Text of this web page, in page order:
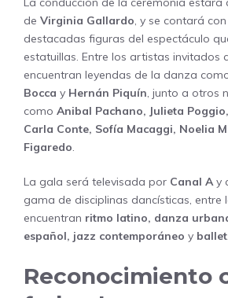
de Virginia Gallardo, y se contará
destacadas figuras del espectáculo
estatuillas. Entre los artistas invitados
encuentran leyendas de la danza
Bocca y Hernán Piquín, junto a otros
como Anibal Pachano, Julieta
Carla Conte, Sofía Macaggi, Noelia
Figaredo.
La gala será televisada por Canal Ay
gama de disciplinas dancísticas, entre
encuentran ritmo latino, danza
español, jazz contemporáneo y ballet
Reconocimiento